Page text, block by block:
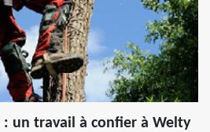
: un travail à confier à Welty